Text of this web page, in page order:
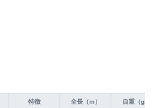
特徴 全長（m） 自重（g）